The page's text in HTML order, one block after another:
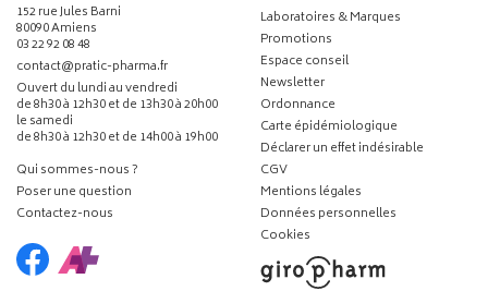
152 rue Jules Barni
80090 Amiens
03 22 92 08 48
contact-
@-
pratic-pharma.fr
Ouvert du lundi au vendredi
de 8h30 à 12h30 et de 13h30 à 20h00
le samedi
de 8h30 à 12h30 et de 14h00 à 19h00
Qui sommes-nous ?
Poser une question
Contactez-nous
Laboratoires & Marques
Promotions
Espace conseil
Newsletter
Ordonnance
Carte épidémiologique
Déclarer un effet indésirable
CGV
Mentions légales
Données personnelles
Cookies